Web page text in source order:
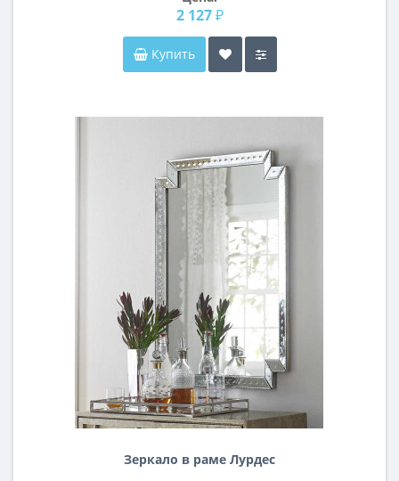
2 127 ₽
Купить
Зеркало в раме Лурдес